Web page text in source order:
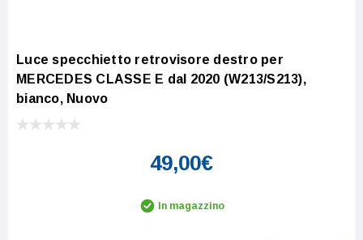
Luce specchietto retrovisore destro per
MERCEDES CLASSE E dal 2020 (W213/S213),
bianco, Nuovo
49,00€
In magazzino